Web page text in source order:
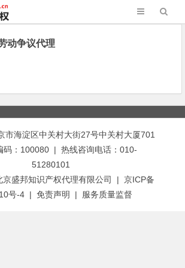
动争议代理
市海淀区中关村大街27号中关村大厦701
码：100080 | 热线咨询电话：010-
51280101
盛邦知识产权代理有限公司 | 京ICP备
号-4 | 免责声明 | 服务质量监督